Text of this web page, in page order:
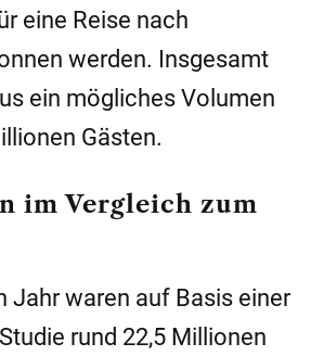
eine Reise nach
werden. Insgesamt
ein mögliches Volumen
Gästen.
im Vergleich zum
Jahr waren auf Basis einer
rund 22,5 Millionen